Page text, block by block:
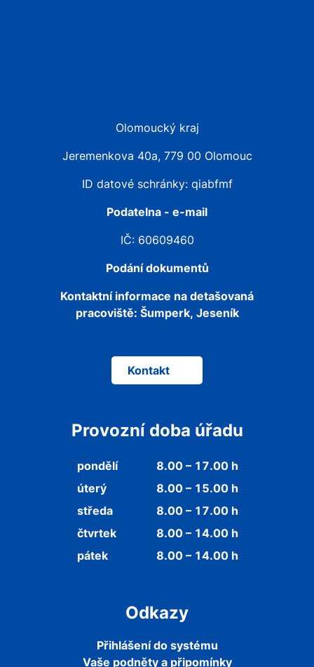
Olomoucký kraj
Jeremenkova 40a, 779 00 Olomouc
ID datové schránky: qiabfmf
Podatelna - e-mail
IČ: 60609460
Podání dokumentů
Kontaktní informace na detašovaná
pracoviště: Šumperk, Jeseník
Kontakt
Provozní doba úřadu
pondělí
8.00 – 17.00 h
úterý
8.00 – 15.00 h
středa
8.00 – 17.00 h
čtvrtek
8.00 – 14.00 h
pátek
8.00 – 14.00 h
Odkazy
Přihlášení do systému
Vaše podněty a připomínky